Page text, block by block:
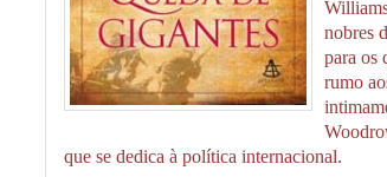
nobres
para os
rumo
que se dedica à política internacional.